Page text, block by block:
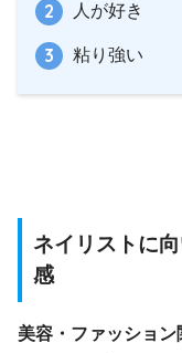
人が好き
粘り強い
ネイリストに
感
美容・ファッショ